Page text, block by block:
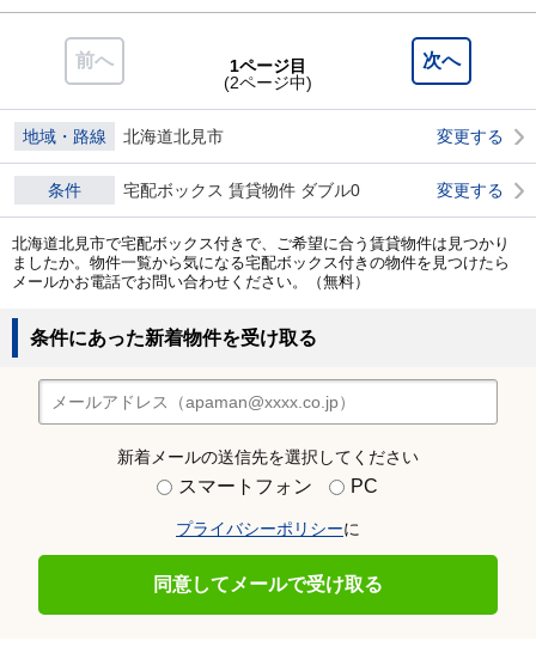
前へ 次へ
1ページ目
(2ページ中)
地域・路線 北海道北見市 変更する
条件 宅配ボックス 賃貸物件 ダブル0 変更する
北海道北見市で宅配ボックス付きで、ご希望に合う賃貸物件は見つかり
ましたか。物件一覧から気になる宅配ボックス付きの物件を見つけたら
メールかお電話でお問い合わせください。（無料）
条件にあった新着物件を受け取る
新着メールの送信先を選択してください
スマートフォン PC
プライバシーポリシーに
同意してメールで受け取る